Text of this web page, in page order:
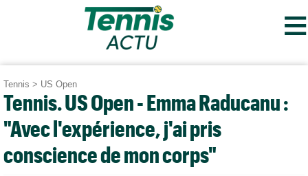
≡
Tennis > US Open
Tennis. US Open - Emma Raducanu :
"Avec l'expérience, j'ai pris
conscience de mon corps"